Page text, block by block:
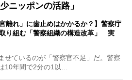
ニッポンの活路」
官離れ」に歯止めはかかるか？】警察庁
り組む「警察組織の構造改革」 実
ているのが「警察官不足」だ。警察
10年間で2分の1以…